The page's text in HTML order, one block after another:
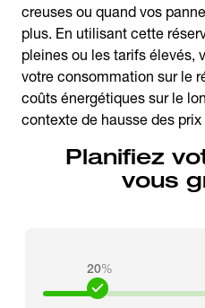
creuses ou quand vos
plus. En utilisant cette
pleines ou les tarifs élevés,
votre consommation sur le
coûts énergétiques sur le
contexte de hausse des prix
Planifiez
vous
20%